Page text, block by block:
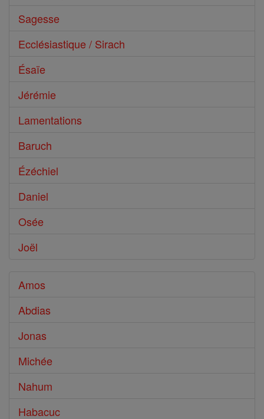
Sagesse
Ecclésiastique / Sirach
Ésaïe
Jérémie
Lamentations
Baruch
Ézéchiel
Daniel
Osée
Joël
Amos
Abdias
Jonas
Michée
Nahum
Habacuc